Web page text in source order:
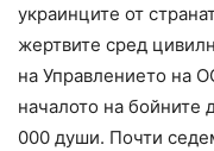
украинците от
жертвите сред
на Управлението на
началото на бойните
000 души. Почти